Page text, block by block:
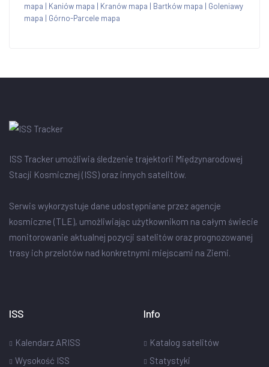
mapa | Kaniów mapa | Kranów mapa | Bartków mapa | Goleniawy
mapa | Górno-Parcele mapa
ISS Tracker umożliwia śledzenie trajektorii Międzynarodowej
Stacji Kosmicznej (ISS) oraz innych satelitów.
Serwis wykorzystuje dane udostępniane przez agencje
kosmiczne (TLE), umożliwiając użytkownikom na całym świecie
monitorowanie aktualnej pozycji satelitów oraz prognozowanej
trasy ich przelotów nad konkretnymi miejscami na Ziemi.
ISS
Kalendarz ARISS
Wysokość ISS
Info
Katalog satelitów
Statystyki